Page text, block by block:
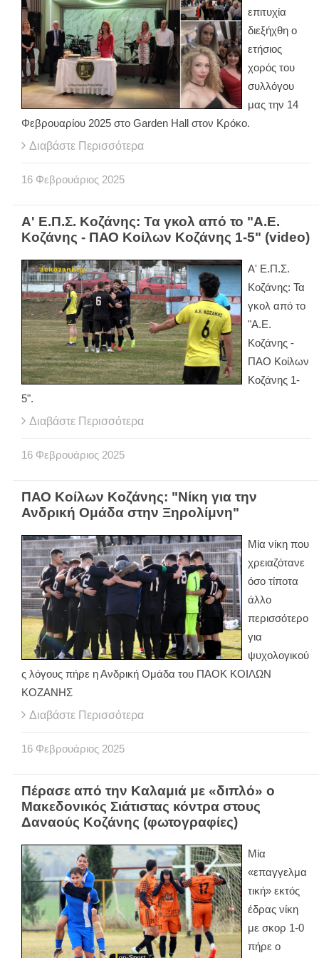
επιτυχία
διεξήχθη ο
ετήσιος
χορός του
συλλόγου
μας την 14
Φεβρουαρίου 2025 στο Garden Hall στον Κρόκο.
Διαβάστε Περισσότερα
16 Φεβρουάριος 2025
Α' Ε.Π.Σ. Κοζάνης: Τα γκολ από το "Α.Ε.
Κοζάνης - ΠΑΟ Κοίλων Κοζάνης 1-5" (video)
Α' Ε.Π.Σ.
Κοζάνης: Τα
γκολ από το
"Α.Ε.
Κοζάνης -
ΠΑΟ Κοίλων
Κοζάνης 1-
5".
Διαβάστε Περισσότερα
16 Φεβρουάριος 2025
ΠΑΟ Κοίλων Κοζάνης: "Νίκη για την
Ανδρική Ομάδα στην Ξηρολίμνη"
Μία νίκη που
χρειαζότανε
όσο τίποτα
άλλο
περισσότερο
για
ψυχολογικού
ς λόγους πήρε η Ανδρική Ομάδα του ΠΑΟΚ ΚΟΙΛΩΝ
ΚΟΖΑΝΗΣ
Διαβάστε Περισσότερα
16 Φεβρουάριος 2025
Πέρασε από την Καλαμιά με «διπλό» ο
Μακεδονικός Σιάτιστας κόντρα στους
Δαναούς Κοζάνης (φωτογραφίες)
Μία
«επαγγελμα
τική» εκτός
έδρας νίκη
με σκορ 1-0
πήρε ο